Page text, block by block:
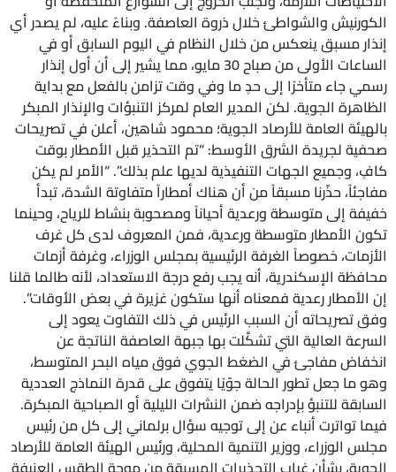
الكورنيش والشواطئ خلال ذروة العاصفة. وبناءً عليه، لم يصدر أي
إنذار مسبق ينعكس من خلال النظام في اليوم السابق أو في
الساعات الأولى من صباح 30 مايو، مما يشير إلى أن أول إنذار
رسمي جاء متأخرًا إلى حدٍ ما وفي وقت تزامن بالفعل مع بداية
الظاهرة الجوية. لكن المدير العام لمركز التنبؤات والإنذار المبكر
بالهيئة العامة للأرصاد الجوية؛ محمود شاهين، أعلن في تصريحات
صحفية لجريدة الشرق الأوسط: “تم التحذير قبل الأمطار بوقت
كافٍ، وجميع الجهات التنفيذية لديها علم بذلك”. “الأمر لم يكن
مفاجئاً، حذّرنا مسبقاً من أن هناك أمطاراً متفاوتة الشدة، تبدأ
خفيفة إلى متوسطة ورعدية أحياناً ومصحوبة بنشاط للرياح، وحينما
تكون الأمطار متوسطة ورعدية، فمن المعروف لدى كل غرف
الأزمات، خصوصاً الغرفة الرئيسية بمجلس الوزراء، وغرفة أزمات
محافظة الإسكندرية، أنه يجب رفع درجة الاستعداد، لأنه طالما قلنا
إن الأمطار رعدية فمعناه أنها ستكون غزيرة في بعض الأوقات”.
وفق تصريحاته أن السبب الرئيس في ذلك التفاوت يعود إلى
السرعة العالية التي تشكَّلت بها جبهة العاصفة الناتجة عن
انخفاض مفاجئ في الضغط الجوي فوق مياه البحر المتوسط،
وهو ما جعل تطور الحالة جوّيًا يتفوق على قدرة النماذج العددية
السابقة للتنبؤ بإدراجه ضمن النشرات الليلية أو الصباحية المبكرة.
فيما تواترت أنباء عن إلى توجيه سؤال برلماني إلى كل من رئيس
مجلس الوزراء، ووزير التنمية المحلية، ورئيس الهيئة العامة للأرصاد